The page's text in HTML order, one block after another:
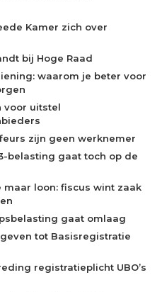
Kamer zich over
bij Hoge Raad
waarom je beter voor
voor uitstel
zijn geen werknemer
belasting gaat toch op de
loon: fiscus wint zaak
gaat omlaag
tot Basisregistratie
registratieplicht UBO’s